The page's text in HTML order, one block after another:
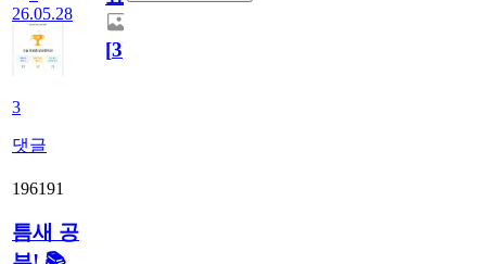
26.05.28
3
댓글
[3]
196191
틈새 공